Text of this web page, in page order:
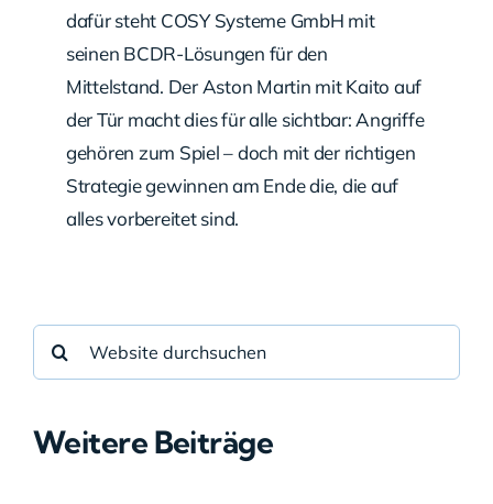
dafür steht COSY Systeme GmbH mit
seinen BCDR-Lösungen für den
Mittelstand. Der Aston Martin mit Kaito auf
der Tür macht dies für alle sichtbar: Angriffe
gehören zum Spiel – doch mit der richtigen
Strategie gewinnen am Ende die, die auf
alles vorbereitet sind.
Suche
nach:
Weitere Beiträge